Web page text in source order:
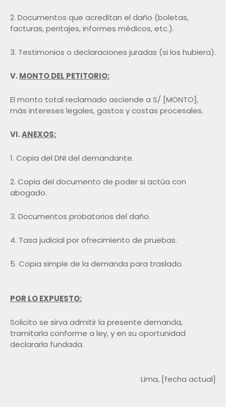
2. Documentos que acreditan el daño (boletas,
facturas, peritajes, informes médicos, etc.).
3. Testimonios o declaraciones juradas (si los hubiera).
V.MONTO DEL PETITORIO:
El monto total reclamado asciende a S/ [MONTO],
más intereses legales, gastos y costas procesales.
VI.ANEXOS:
1. Copia del DNI del demandante.
2. Copia del documento de poder si actúa con
abogado.
3. Documentos probatorios del daño.
4. Tasa judicial por ofrecimiento de pruebas.
5. Copia simple de la demanda para traslado.
POR LO EXPUESTO:
Solicito se sirva admitir la presente demanda,
tramitarla conforme a ley, y en su oportunidad
declararla fundada.
Lima, [fecha actual]